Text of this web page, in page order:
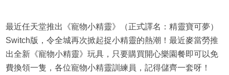
最近任天堂推出《寵物小精靈》（正式譯名：精靈寶可夢）
Switch版，令全城再次掀起捉小精靈的熱潮！最近麥當勞推
出全新《寵物小精靈》玩具，只要購買開心樂園餐即可以免
費換領一隻，各位寵物小精靈訓練員，記得儲齊一套呀！